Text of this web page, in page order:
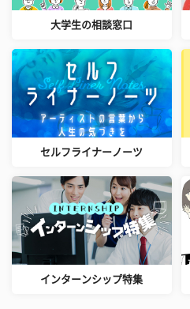
大学生の相談窓口
セルフライナーノーツ
インターンシップ特集